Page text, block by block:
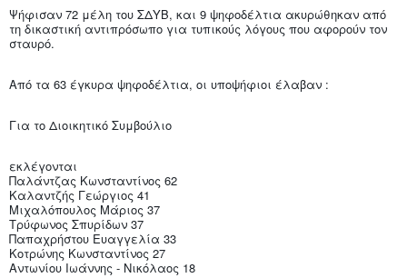
Ψήφισαν 72 μέλη του ΣΔΥΒ, και 9 ψηφοδέλτια ακυρώθηκαν από
τη δικαστική αντιπρόσωπο για τυπικούς λόγους που αφορούν τον
σταυρό.
Από τα 63 έγκυρα ψηφοδέλτια, οι υποψήφιοι έλαβαν :
Για το Διοικητικό Συμβούλιο
εκλέγονται
Παλάντζας Κωνσταντίνος 62
Καλαντζής Γεώργιος 41
Μιχαλόπουλος Μάριος 37
Τρύφωνος Σπυρίδων 37
Παπαχρήστου Ευαγγελία 33
Κοτρώνης Κωνσταντίνος 27
Αντωνίου Ιωάννης - Νικόλαος 18